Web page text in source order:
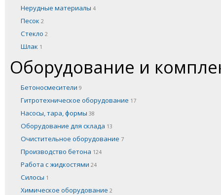
Нерудные материалы 4
Песок 2
Стекло 2
Шлак 1
Оборудование и
Бетоносмесители 9
Гитротехническое оборудование 17
Насосы, тара, формы 38
Оборудование для склада 13
Очистительное оборудование 7
Производство бетона 124
Работа с жидкостями 24
Силосы 1
Химическое оборудование 2